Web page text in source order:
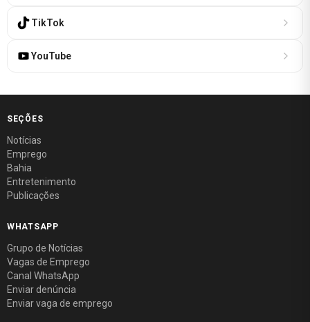
TikTok
YouTube
SEÇÕES
Notícias
Emprego
Bahia
Entretenimento
Publicações
WHATSAPP
Grupo de Notícias
Vagas de Emprego
Canal WhatsApp
Enviar denúncia
Enviar vaga de emprego